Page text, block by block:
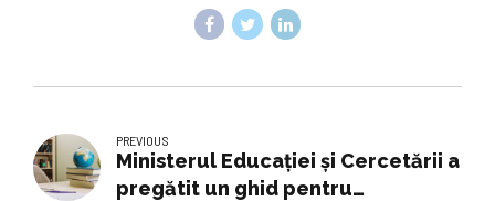
PREVIOUS
Ministerul Educației și Cercetării a
pregătit un ghid pentru